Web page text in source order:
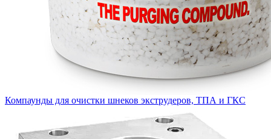
Компаунды для очистки шнеков экструдеров, ТПА и ГКС